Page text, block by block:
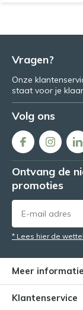
Vragen?
Onze
staat voor je
Volg ons
Ontvang de
promoties
* Lees hier de
Meer informatie
Klantenservice